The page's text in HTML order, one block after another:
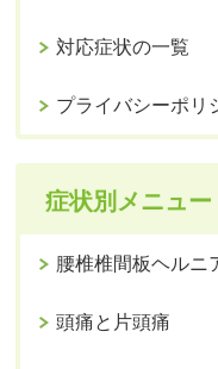
対応症状の一覧
プライバシーポリ
症状別メニュー
腰椎椎間板ヘルニ
頭痛と片頭痛